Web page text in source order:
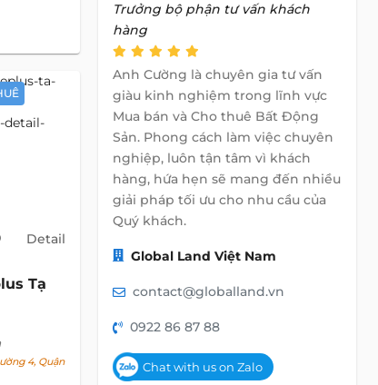
Detail
Tạ
4, Quận
Trưởng bộ phận tư vấn khách
hàng
Anh Cường là chuyên gia tư vấn
giàu kinh nghiệm trong lĩnh vực
Mua bán và Cho thuê Bất Động
Sản. Phong cách làm việc chuyên
nghiệp, luôn tận tâm vì khách
hàng, hứa hẹn sẽ mang đến nhiều
giải pháp tối ưu cho nhu cầu của
Quý khách.
Global Land Việt Nam
contact@globalland.vn
0922 86 87 88
Chat with us on Zalo